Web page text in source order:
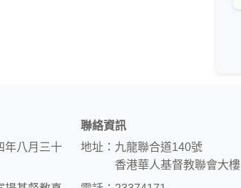
年八月三十
聯絡資訊
地址：九龍聯合道140號
香港華人基督教聯會大樓